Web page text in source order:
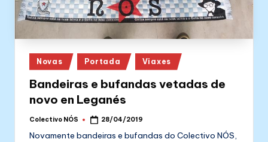
Posted
in
Novas Portada Viaxes
Bandeiras e bufandas vetadas de
novo en Leganés
Posted
Colectivo NÓS 28/04/2019
Novamente bandeiras e bufandas do Colectivo NÓS,